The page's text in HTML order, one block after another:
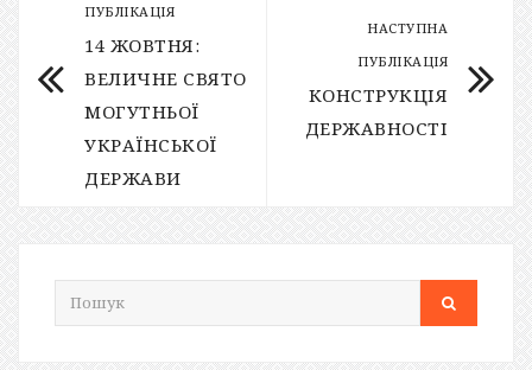
ПУБЛІКАЦІЯ
14 ЖОВТНЯ:
ВЕЛИЧНЕ СВЯТО
МОГУТНЬОЇ
УКРАЇНСЬКОЇ
ДЕРЖАВИ
НАСТУПНА
ПУБЛІКАЦІЯ
КОНСТРУКЦІЯ
ДЕРЖАВНОСТІ